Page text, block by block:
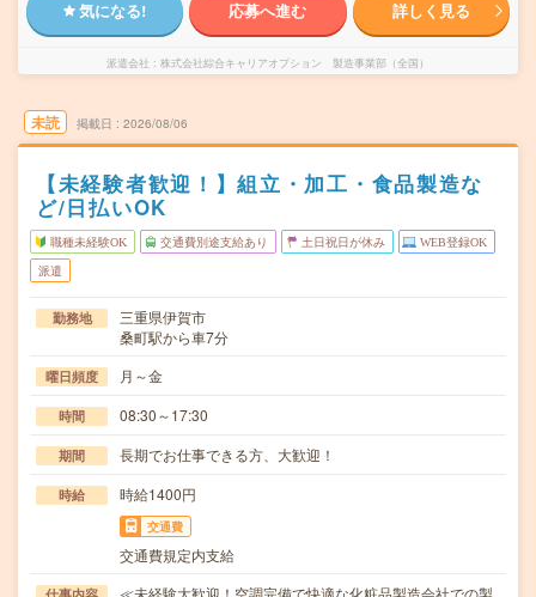
気になる! 応募へ進む 詳しく見る
派遣会社 株式会社綜合キャリアオプション 製造事業部（全国）
未読 掲載日 2026/08/06
【未経験者歓迎！】組立・加工・食品製造な
ど/日払いOK
職種未経験OK 交通費別途支給あり 土日祝日が休み WEB登録OK
派遣
勤務地
三重県伊賀市
桑町駅から車7分
曜日頻度 月～金
時間 08:30～17:30
期間 長期でお仕事できる方、大歓迎！
時給 時給1400円
交通費
交通費規定内支給
≪未経験大歓迎！空調完備で快適な化粧品製造会社での製